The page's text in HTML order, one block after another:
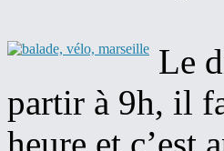
Le
partir à 9h, il
heure et c’est